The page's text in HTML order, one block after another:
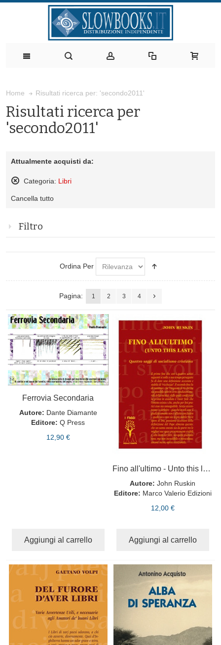
Home Risultati ricerca per: 'secondo2011'
Risultati ricerca per
'secondo2011'
Attualmente acquisti da:
Categoria: Libri
questo
Cancella tutto
Filtro
Ordina Per
Pagina: 1 2 3 4
Ferrovia Secondaria
Autore: Dante Diamante
Editore: Q Press
12,90 €
Aggiungi al carrello
Fino all'ultimo - Unto this last
Autore: John Ruskin
Editore: Marco Valerio Edizioni
12,00 €
Aggiungi al carrello